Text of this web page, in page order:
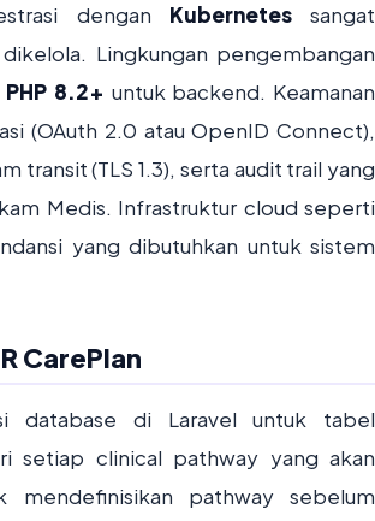
dengan Kubernetessangat
Lingkungan pengembangan
PHP 8.2+ untuk backend. Keamanan
(OAuth 2.0 atau OpenID Connect),
transit (TLS 1.3), serta audit trail yang
Medis. Infrastruktur cloud seperti
yang dibutuhkan untuk sistem
CarePlan
database di Laravel untuk tabel
setiap clinical pathway yang akan
pathway sebelum